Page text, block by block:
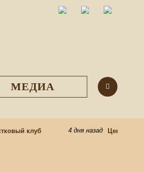
МЕДИА
клуб 4 дня назад Центр